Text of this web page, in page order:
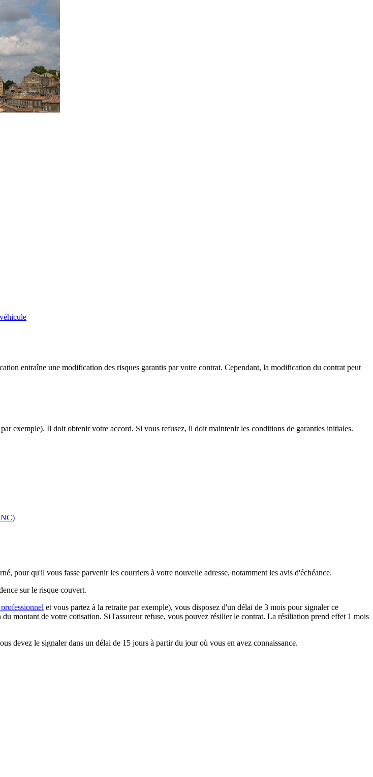
entraîne une modification des risques garantis par votre contrat. Cependant, la modification du contrat peut
pour qu'il vous fasse parvenir les courriers à votre nouvelle adresse, notamment les avis d'échéance.
sur le risque couvert.
et vous partez à la retraite par exemple), vous disposez d'un délai de 3 mois pour signaler ce
montant de votre cotisation. Si l'assureur refuse, vous pouvez résilier le contrat. La résiliation prend effet 1 mois
devez le signaler dans un délai de 15 jours à partir du jour où vous en avez connaissance.
exemple). Il doit obtenir votre accord. Si vous refusez, il doit maintenir les conditions de garanties initiales.